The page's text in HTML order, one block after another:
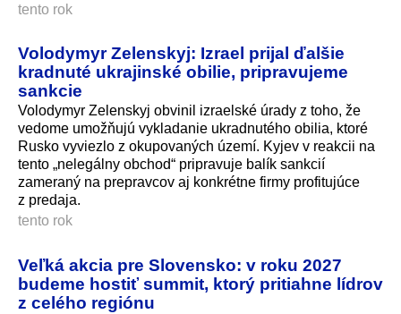
tento rok
Volodymyr Zelenskyj: Izrael prijal ďalšie
kradnuté ukrajinské obilie, pripravujeme
sankcie
Volodymyr Zelenskyj obvinil izraelské úrady z toho, že
vedome umožňujú vykladanie ukradnutého obilia, ktoré
Rusko vyviezlo z okupovaných území. Kyjev v reakcii na
tento „nelegálny obchod“ pripravuje balík sankcií
zameraný na prepravcov aj konkrétne firmy profitujúce
z predaja.
tento rok
Veľká akcia pre Slovensko: v roku 2027
budeme hostiť summit, ktorý pritiahne lídrov
z celého regiónu